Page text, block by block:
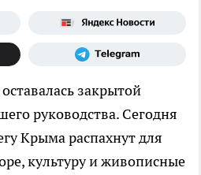
закрытой
руководства. Сегодня
Крыма распахнут для
культуру и живописные